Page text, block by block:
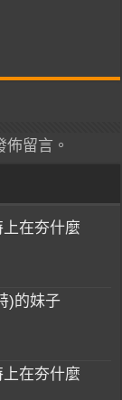
佈留言。
在夯什麼
)的妹子
在夯什麼